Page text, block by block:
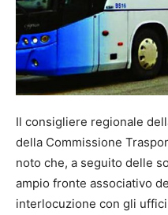
Il consigliere regionale
della Commissione
noto che, a seguito delle
ampio fronte associativo
interlocuzione con gli